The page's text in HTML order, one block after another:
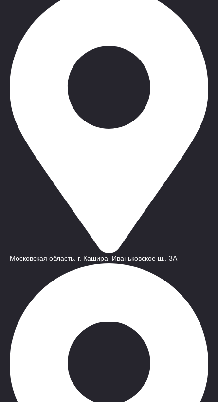
Московская область, г. Кашира, Иваньковское ш., 3A